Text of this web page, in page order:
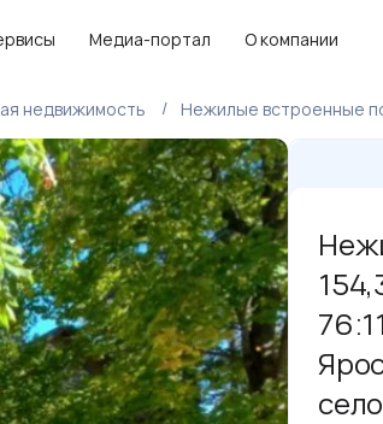
Медиа-портал О компании
недвижимость Нежилые встроенные